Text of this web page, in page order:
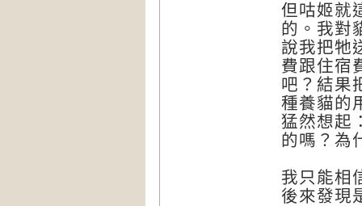
但咕姬就
的。我對
說我把牠
費跟住宿
吧？結果
種養貓的
猛然想起
的嗎？為
我只能相
後來發現